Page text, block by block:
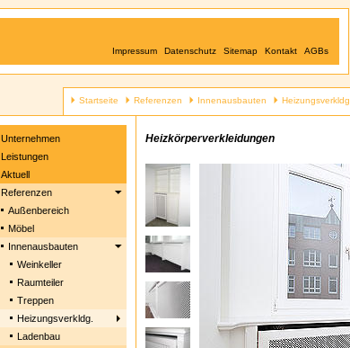
Impressum Datenschutz Sitemap Kontakt AGBs
Startseite Referenzen Innenausbauten Heizungsverkldg.
Unternehmen
Leistungen
Aktuell
Referenzen
Außenbereich
Möbel
Innenausbauten
Weinkeller
Raumteiler
Treppen
Heizungsverkldg.
Ladenbau
Heizkörperverkleidungen